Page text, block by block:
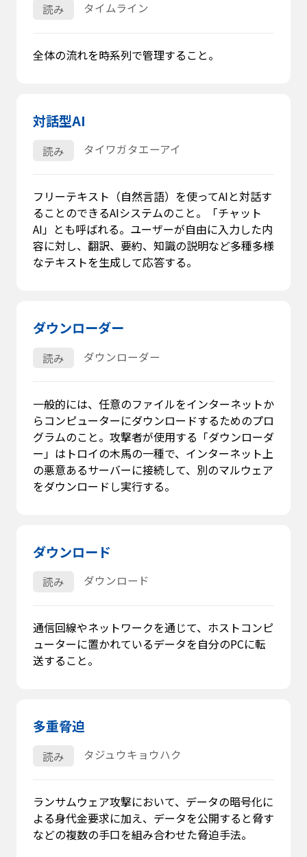
読み タイムライン
全体の流れを時系列で管理すること。
対話型AI
読み タイワガタエーアイ
フリーテキスト（自然言語）を使ってAIと対話す
ることのできるAIシステムのこと。「チャット
AI」とも呼ばれる。ユーザーが自由に入力した内
容に対し、翻訳、要約、知識の説明など多種多様
なテキストを生成して応答する。
ダウンローダー
読み ダウンローダー
一般的には、任意のファイルをインターネットか
らコンピューターにダウンロードするためのプロ
グラムのこと。攻撃者が使用する「ダウンローダ
ー」はトロイの木馬の一種で、インターネット上
の悪意あるサーバーに接続して、別のマルウェア
をダウンロードし実行する。
ダウンロード
読み ダウンロード
通信回線やネットワークを通じて、ホストコンピ
ューターに置かれているデータを自分のPCに転
送すること。
多重脅迫
読み タジュウキョウハク
ランサムウェア攻撃において、データの暗号化に
よる身代金要求に加え、データを公開すると脅す
などの複数の手口を組み合わせた脅迫手法。